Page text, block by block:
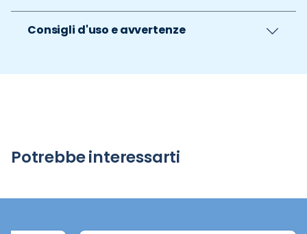
Consigli d'uso e avvertenze
Potrebbe interessarti